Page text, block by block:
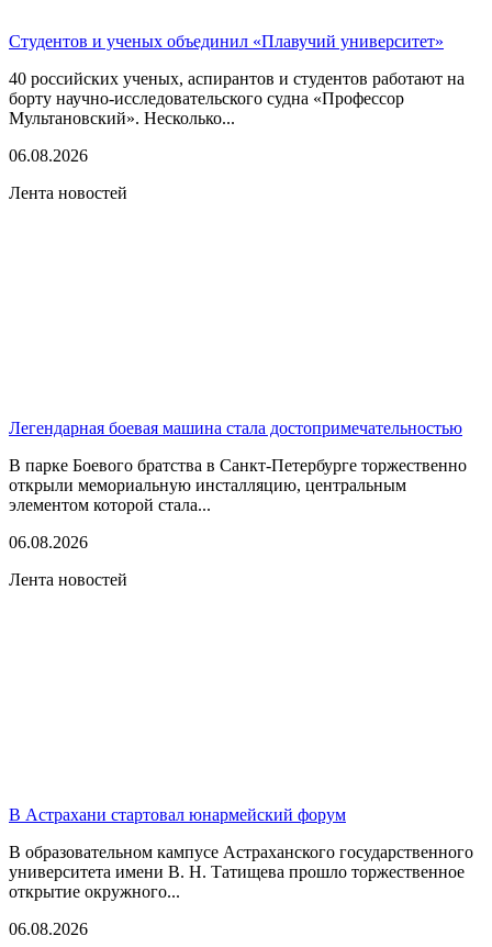
Студентов и ученых объединил «Плавучий университет»
40 российских ученых, аспирантов и студентов работают на
борту научно-исследовательского судна «Профессор
Мультановский». Несколько...
06.08.2026
Лента новостей
Легендарная боевая машина стала достопримечательностью
В парке Боевого братства в Санкт-Петербурге торжественно
открыли мемориальную инсталляцию, центральным
элементом которой стала...
06.08.2026
Лента новостей
В Астрахани стартовал юнармейский форум
В образовательном кампусе Астраханского государственного
университета имени В. Н. Татищева прошло торжественное
открытие окружного...
06.08.2026